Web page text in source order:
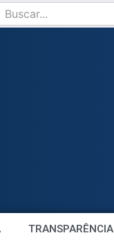
TRANSPARÊNCIA